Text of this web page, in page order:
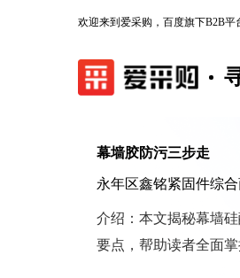
欢迎来到爱采购，百度旗下B2B平
幕墙胶防污三步走
永年区鑫铭紧固件综
介绍： 本文揭秘幕墙
要点，帮助读者全面掌